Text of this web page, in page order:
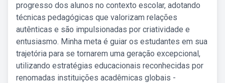
progresso dos alunos no contexto escolar, adotando
técnicas pedagógicas que valorizam relações
autênticas e são impulsionadas por criatividade e
entusiasmo. Minha meta é guiar os estudantes em sua
trajetória para se tornarem uma geração excepcional,
utilizando estratégias educacionais reconhecidas por
renomadas instituições acadêmicas globais -